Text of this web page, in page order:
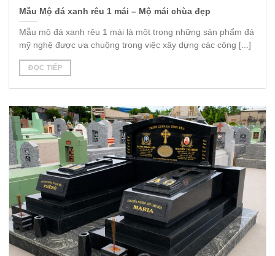
Mẫu Mộ đá xanh rêu 1 mái – Mộ mái chùa đẹp
Mẫu mộ đá xanh rêu 1 mái là một trong những sản phẩm đá
mỹ nghệ được ưa chuộng trong việc xây dựng các công [...]
ĐỌC TIẾP